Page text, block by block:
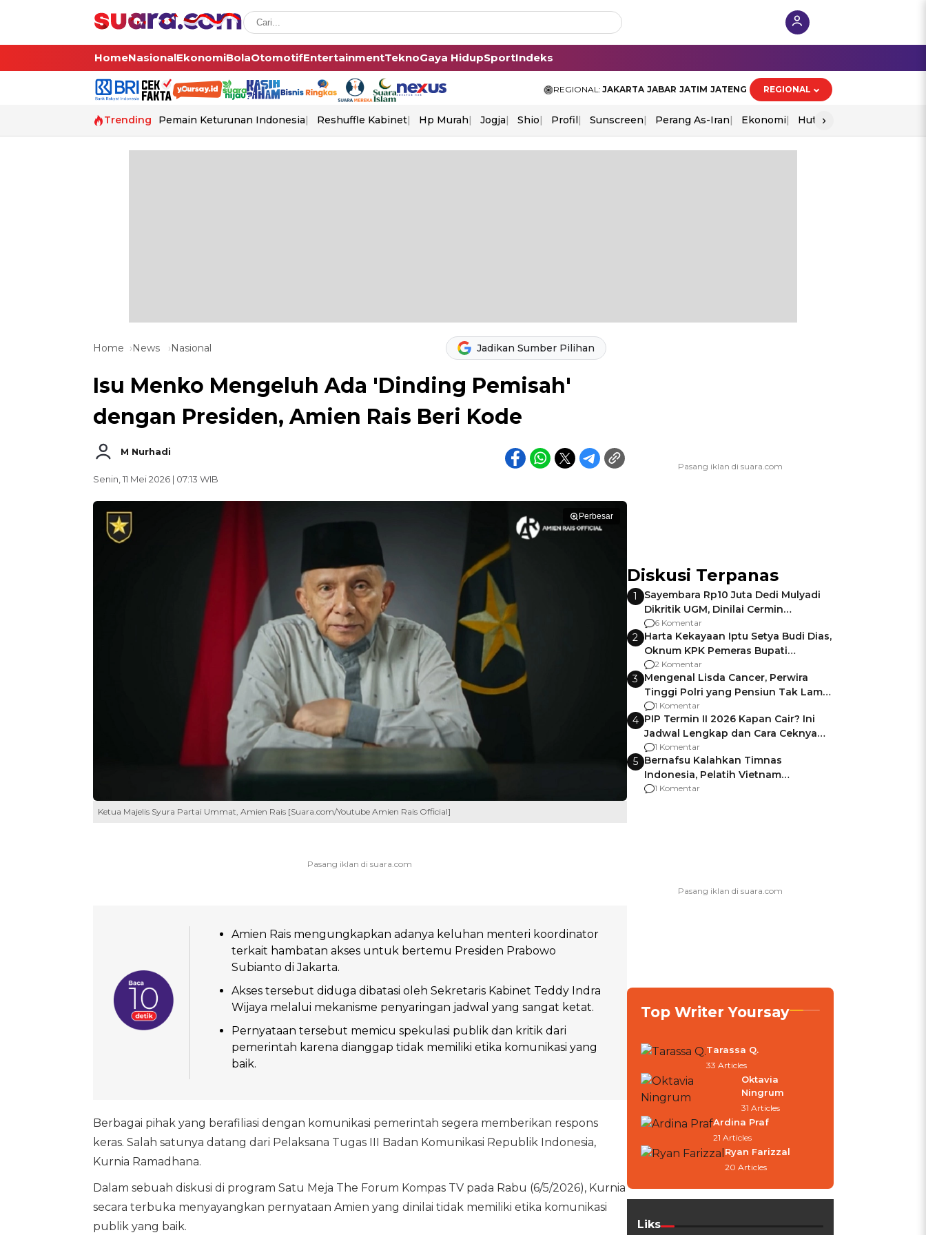
HomeNasionalEkonomiBolaOtomotifEntertainmentTeknoGaya HidupSportIndeks
REGIONAL: JAKARTA JABAR JATIM JATENG REGIONAL
Trending Pemain Keturunan Indonesia Reshuffle Kabinet Hp Murah Jogja Shio Profil Sunscreen Perang As-Iran Ekonomi Hut Ri
›
Home News Nasional Jadikan Sumber Pilihan
Isu Menko Mengeluh Ada 'Dinding Pemisah'
dengan Presiden, Amien Rais Beri Kode
M Nurhadi
Senin, 11 Mei 2026 | 07:13 WIB
Perbesar
Ketua Majelis Syura Partai Ummat, Amien Rais [Suara.com/Youtube Amien Rais Official]
Amien Rais mengungkapkan adanya keluhan menteri koordinator
terkait hambatan akses untuk bertemu Presiden Prabowo
Subianto di Jakarta.
Akses tersebut diduga dibatasi oleh Sekretaris Kabinet Teddy Indra
Wijaya melalui mekanisme penyaringan jadwal yang sangat ketat.
Pernyataan tersebut memicu spekulasi publik dan kritik dari
pemerintah karena dianggap tidak memiliki etika komunikasi yang
baik.
Berbagai pihak yang berafiliasi dengan komunikasi pemerintah segera memberikan respons
keras. Salah satunya datang dari Pelaksana Tugas III Badan Komunikasi Republik Indonesia,
Kurnia Ramadhana.
Dalam sebuah diskusi di program Satu Meja The Forum Kompas TV pada Rabu (6/5/2026), Kurnia
secara terbuka menyayangkan pernyataan Amien yang dinilai tidak memiliki etika komunikasi
publik yang baik.
Diskusi Terpanas
1
Sayembara Rp10 Juta Dedi Mulyadi
Dikritik UGM, Dinilai Cermin
Gagalnya Negara Jamin Keamanan
6 Komentar
2 Harta Kekayaan Iptu Setya Budi Dias,
Oknum KPK Pemeras Bupati
Pemalang
2 Komentar
3 Mengenal Lisda Cancer, Perwira
Tinggi Polri yang Pensiun Tak Lama
Usai Jadi Brigjen
1 Komentar
4 PIP Termin II 2026 Kapan Cair? Ini
Jadwal Lengkap dan Cara Ceknya
agar Dana Tidak Hangus!
1 Komentar
5 Bernafsu Kalahkan Timnas
Indonesia, Pelatih Vietnam
Berencana Pakai Jimat di Pakansari
1 Komentar
Top Writer Yoursay
Tarassa Q.
33 Articles
Oktavia
Ningrum
31 Articles
Ardina Praf
21 Articles
Ryan Farizzal
20 Articles
Liks